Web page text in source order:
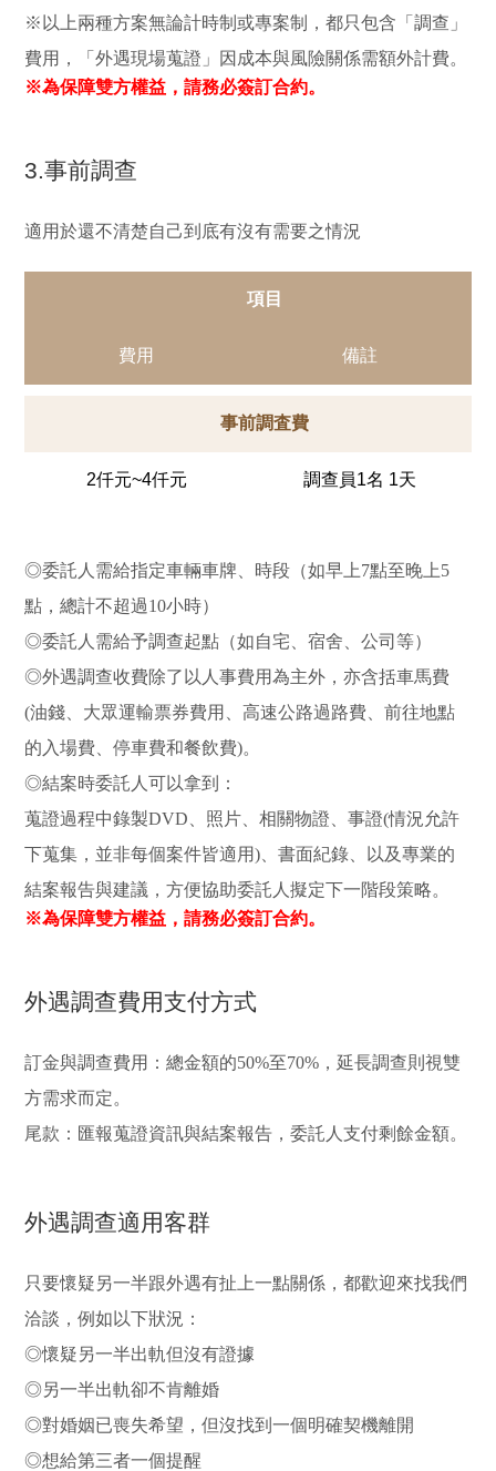
※以上兩種方案無論計時制或專案制，都只包含「調查」
費用，「外遇現場蒐證」因成本與風險關係需額外計費。
※為保障雙方權益，請務必簽訂合約。
3.事前調查
適用於還不清楚自己到底有沒有需要之情況
項目
費用 備註
事前調査費
2仟元~4仟元 調查員1名 1天
◎委託人需給指定車輛車牌、時段（如早上7點至晚上5
點，總計不超過10小時）
◎委託人需給予調查起點（如自宅、宿舍、公司等）
◎外遇調查收費除了以人事費用為主外，亦含括車馬費
(油錢、大眾運輸票券費用、高速公路過路費、前往地點
的入場費、停車費和餐飲費)。
◎結案時委託人可以拿到：
蒐證過程中錄製DVD、照片、相關物證、事證(情況允許
下蒐集，並非每個案件皆適用)、書面紀錄、以及專業的
結案報告與建議，方便協助委託人擬定下一階段策略。
※為保障雙方權益，請務必簽訂合約。
外遇調查費用支付方式
訂金與調查費用：總金額的50%至70%，延長調查則視雙
方需求而定。
尾款：匯報蒐證資訊與結案報告，委託人支付剩餘金額。
外遇調查適用客群
只要懷疑另一半跟外遇有扯上一點關係，都歡迎來找我們
洽談，例如以下狀況：
◎懷疑另一半出軌但沒有證據
◎另一半出軌卻不肯離婚
◎對婚姻已喪失希望，但沒找到一個明確契機離開
◎想給第三者一個提醒